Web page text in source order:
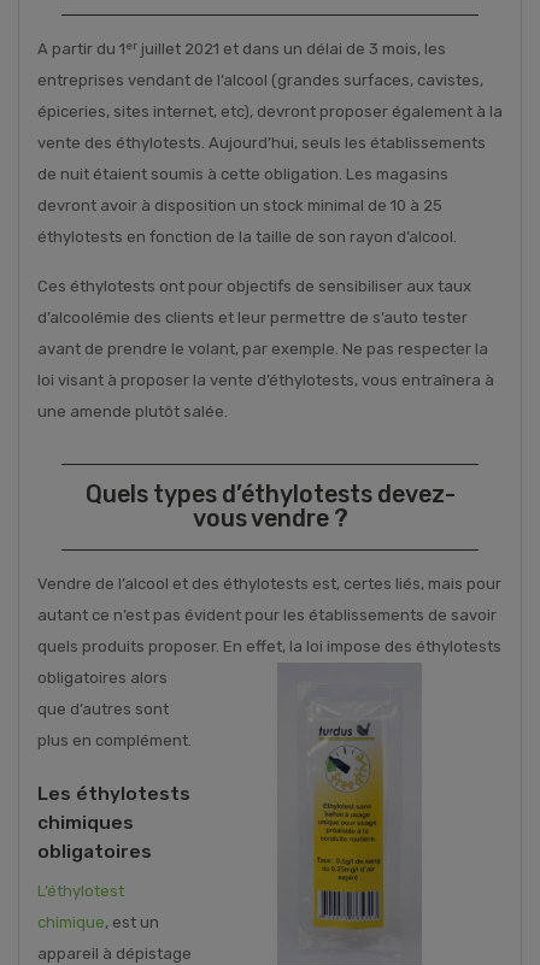
A partir du 1er juillet 2021 et dans un délai de 3 mois, les
entreprises vendant de l’alcool (grandes surfaces, cavistes,
épiceries, sites internet, etc), devront proposer également à la
vente des éthylotests. Aujourd’hui, seuls les établissements
de nuit étaient soumis à cette obligation. Les magasins
devront avoir à disposition un stock minimal de 10 à 25
éthylotests en fonction de la taille de son rayon d’alcool.
Ces éthylotests ont pour objectifs de sensibiliser aux taux
d’alcoolémie des clients et leur permettre de s’auto tester
avant de prendre le volant, par exemple. Ne pas respecter la
loi visant à proposer la vente d’éthylotests, vous entraînera à
une amende plutôt salée.
Quels types d’éthylotests devez-
vous vendre ?
Vendre de l’alcool et des éthylotests est, certes liés, mais pour
autant ce n’est pas évident pour les établissements de savoir
quels produits proposer. En effet, la loi impose des éthylotests
obligatoires alors
que d’autres sont
plus en complément.
Les éthylotests
chimiques
obligatoires
L’éthylotest
chimique, est un
appareil à dépistage